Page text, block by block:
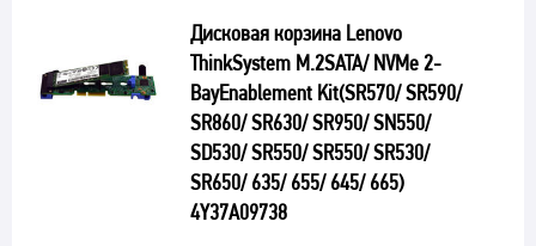
Дисковая корзина Lenovo
ThinkSystem M.2SATA/ NVMe 2-
BayEnablement Kit(SR570/ SR590/
SR860/ SR630/ SR950/ SN550/
SD530/ SR550/ SR550/ SR530/
SR650/ 635/ 655/ 645/ 665)
4Y37A09738